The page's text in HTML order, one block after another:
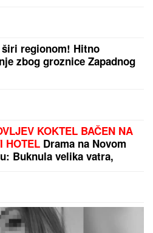
regionom! Hitno
zbog groznice Zapadnog
KOKTEL BAČEN NA
HOTEL Drama na Novom
Buknula velika vatra,